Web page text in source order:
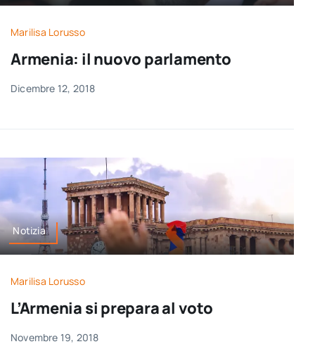
Marilisa Lorusso
Armenia: il nuovo parlamento
Dicembre 12, 2018
Notizia
Marilisa Lorusso
L’Armenia si prepara al voto
Novembre 19, 2018